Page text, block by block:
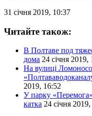
31 січня 2019, 10:37
Читайте також:
В Полтаве под
дома 24 січня 2019,
На вулиці
2019, 16:52
У парку
катка 24 січня